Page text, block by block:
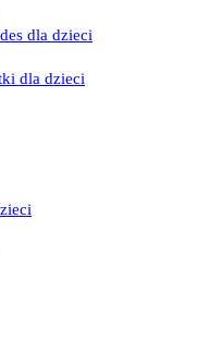
dla dzieci
dla dzieci